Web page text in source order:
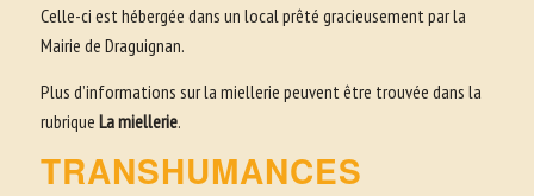
Celle-ci est hébergée dans un local prêté gracieusement par la
Mairie de Draguignan.
Plus d’informations sur la miellerie peuvent être trouvée dans la
rubrique La miellerie.
TRANSHUMANCES